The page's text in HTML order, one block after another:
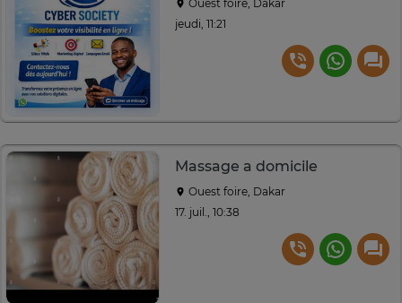
Ouest foire, Dakar
jeudi, 11:21
Massage a domicile
Ouest foire, Dakar
17. juil., 10:38